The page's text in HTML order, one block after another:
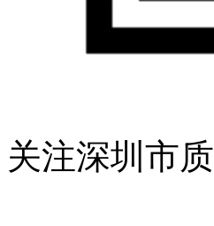
关注深圳市